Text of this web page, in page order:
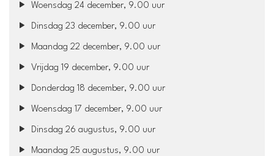
Woensdag 24 december, 9.00 uur
Dinsdag 23 december, 9.00 uur
Maandag 22 december, 9.00 uur
Vrijdag 19 december, 9.00 uur
Donderdag 18 december, 9.00 uur
Woensdag 17 december, 9.00 uur
Dinsdag 26 augustus, 9.00 uur
Maandag 25 augustus, 9.00 uur